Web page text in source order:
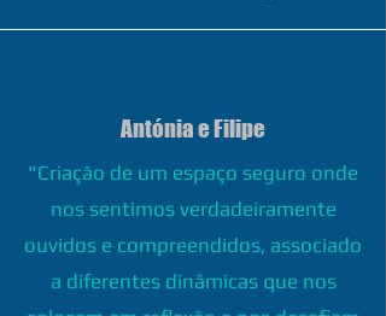
Antónia e Filipe
"Criação de um espaço seguro onde
nos sentimos verdadeiramente
ouvidos e compreendidos, associado
a diferentes dinâmicas que nos